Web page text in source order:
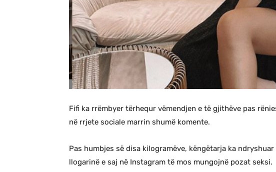
Fifi ka rrëmbyer tërhequr vëmendjen e të gjithëve pas
në rrjete sociale marrin shumë komente.
Pas humbjes së disa kilogramëve, këngëtarja ka
llogarinë e saj në Instagram të mos mungojnë pozat seksi.